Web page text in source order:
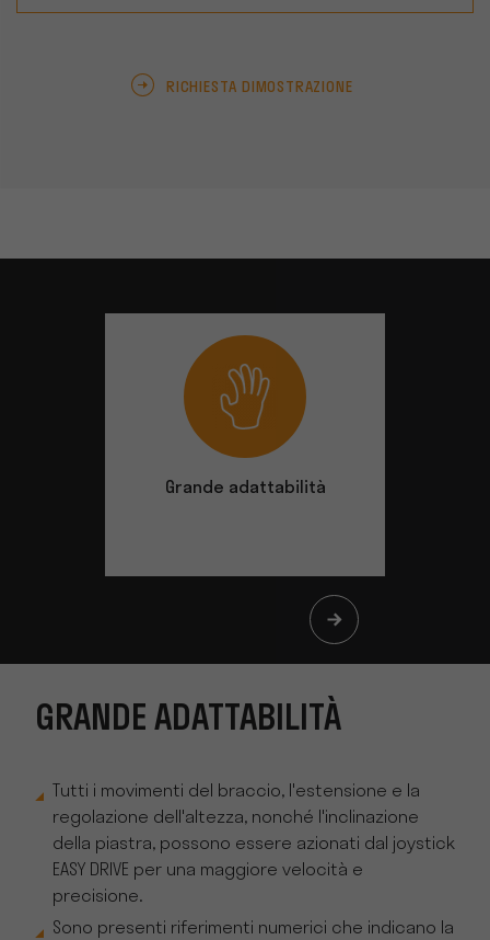
RICHIESTA DIMOSTRAZIONE
Grande adattabilità
GRANDE ADATTABILITÀ
Tutti i movimenti del braccio, l'estensione e la
regolazione dell'altezza, nonché l'inclinazione
della piastra, possono essere azionati dal joystick
EASY DRIVE per una maggiore velocità e
precisione.
Sono presenti riferimenti numerici che indicano la